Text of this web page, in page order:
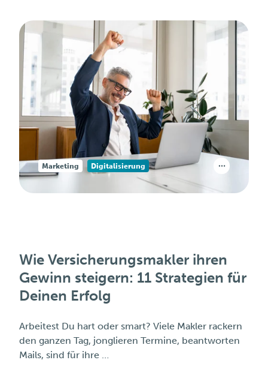
Marketing Digitalisierung
Wie Versicherungsmakler ihren
Gewinn steigern: 11 Strategien für
Deinen Erfolg
Arbeitest Du hart oder smart? Viele Makler rackern
den ganzen Tag, jonglieren Termine, beantworten
Mails, sind für ihre …